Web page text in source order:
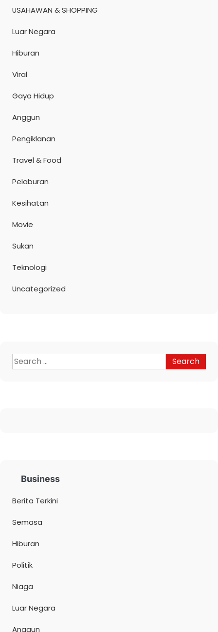
USAHAWAN & SHOPPING
Luar Negara
Hiburan
Viral
Gaya Hidup
Anggun
Pengiklanan
Travel & Food
Pelaburan
Kesihatan
Movie
Sukan
Teknologi
Uncategorized
Business
Berita Terkini
Semasa
Hiburan
Politik
Niaga
Luar Negara
Anggun